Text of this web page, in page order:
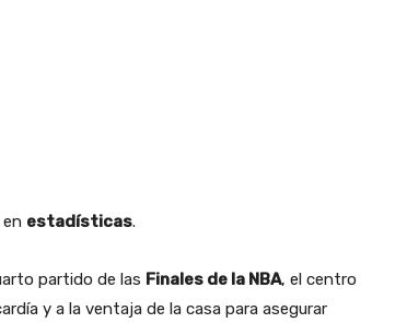
en estadísticas.
partido de las Finales de la NBA, el centro
y a la ventaja de la casa para asegurar